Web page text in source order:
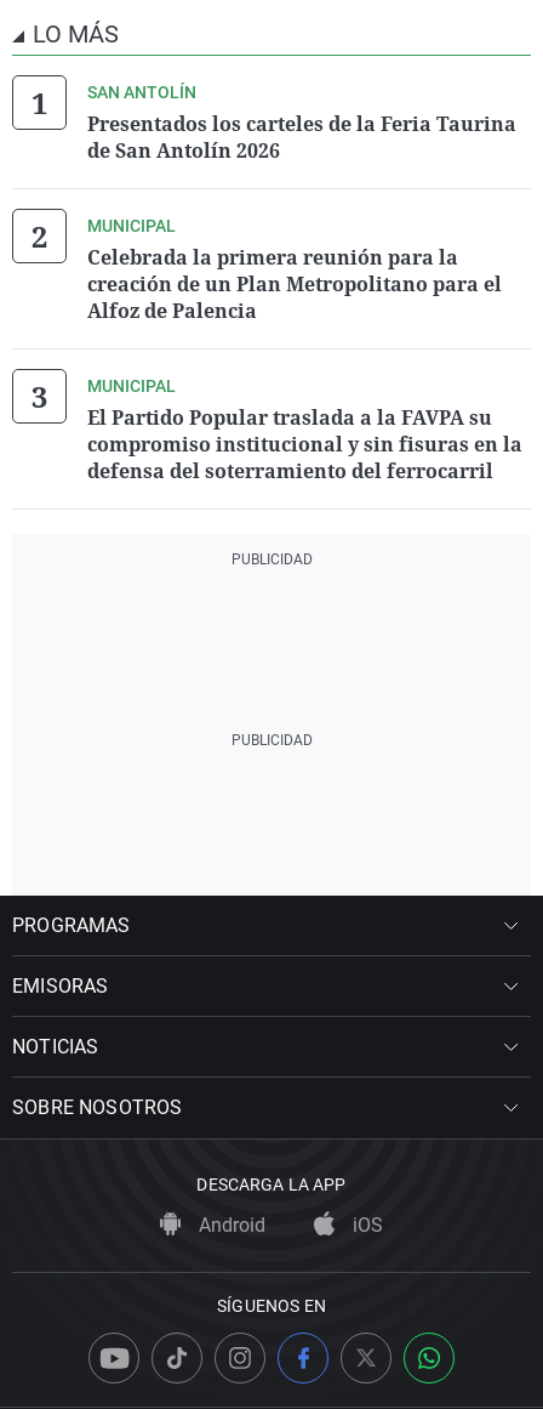
LO MÁS
SAN ANTOLÍN
Presentados los carteles de la Feria Taurina
de San Antolín 2026
MUNICIPAL
Celebrada la primera reunión para la
creación de un Plan Metropolitano para el
Alfoz de Palencia
MUNICIPAL
El Partido Popular traslada a la FAVPA su
compromiso institucional y sin fisuras en la
defensa del soterramiento del ferrocarril
PROGRAMAS
EMISORAS
NOTICIAS
SOBRE NOSOTROS
DESCARGA LA APP
Android iOS
SÍGUENOS EN